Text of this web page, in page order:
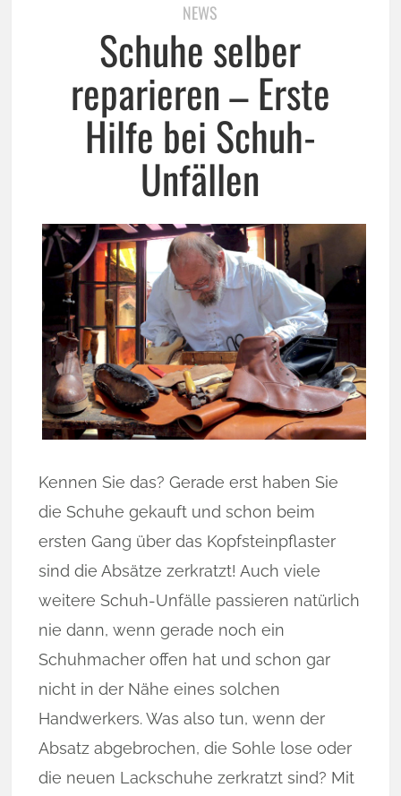
NEWS
Schuhe selber
reparieren – Erste
Hilfe bei Schuh-
Unfällen
Kennen Sie das? Gerade erst haben Sie
die Schuhe gekauft und schon beim
ersten Gang über das Kopfsteinpflaster
sind die Absätze zerkratzt! Auch viele
weitere Schuh-Unfälle passieren natürlich
nie dann, wenn gerade noch ein
Schuhmacher offen hat und schon gar
nicht in der Nähe eines solchen
Handwerkers. Was also tun, wenn der
Absatz abgebrochen, die Sohle lose oder
die neuen Lackschuhe zerkratzt sind? Mit